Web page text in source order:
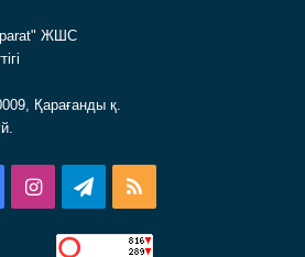
ЖШС
Қарағанды қ.
FacebookInstagramTelegram